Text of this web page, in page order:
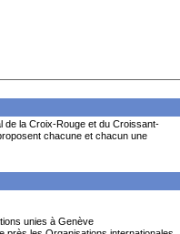
de la Croix-Rouge et du Croissant-
chacune et chacun une
unies à Genève